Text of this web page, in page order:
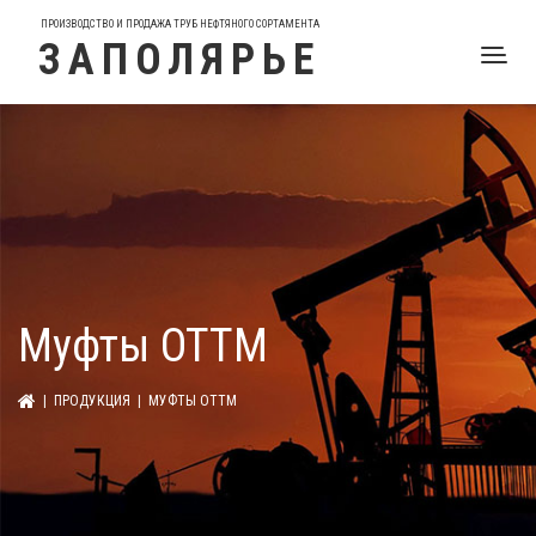
ПРОИЗВОДСТВО И ПРОДАЖА ТРУБ НЕФТЯНОГО СОРТАМЕНТА
ЗАПОЛЯРЬЕ
Муфты ОТТМ
ПРОДУКЦИЯ | МУФТЫ ОТТМ